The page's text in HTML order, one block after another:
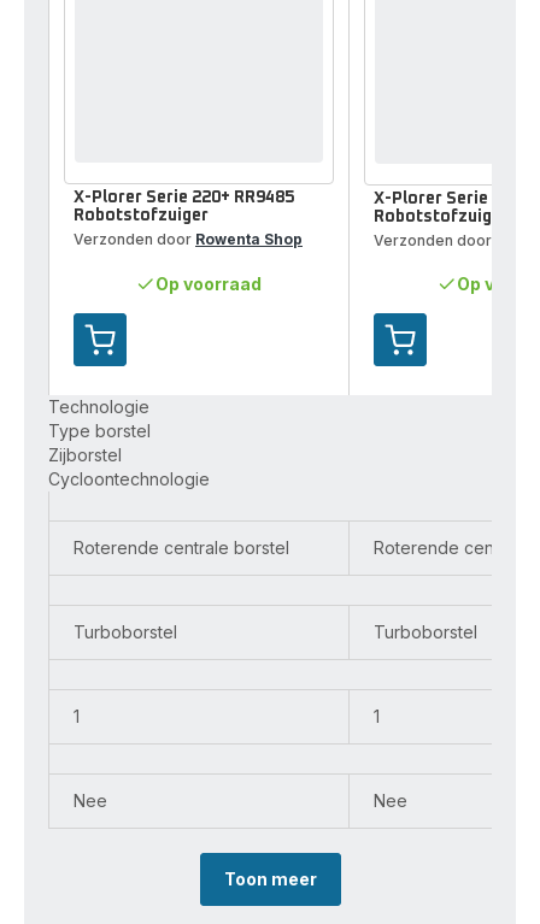
Toevoegen
aan
je
winkelwagen
X-
Plorer
Serie
220+
RR9485
X-Plorer Serie 220+ RR9485
Robotstofzuiger
Verzonden door Rowenta Shop
Op voorraad
Toevoegen
aan
135+
RR91D5
X-Plorer Serie 135+
Robotstofzuiger
Verzonden door
Op
Technologie
Type borstel
Zijborstel
Cycloontechnologie
Roterende centrale borstel Roterende centrale
Turboborstel Turboborstel
1 1
Nee Nee
Toon meer